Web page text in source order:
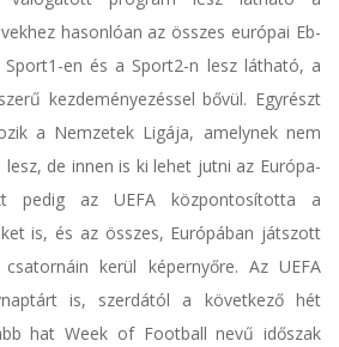
hasonlóan az összes európai Eb-
en és a Sport2-n lesz látható, a
kezdeményezéssel bővül. Egyrészt
a Nemzetek Ligája, amelynek nem
lesz, de innen is ki lehet jutni az Európa-
pedig az UEFA központosította a
is, és az összes, Európában játszott
kerül képernyőre. Az UEFA
is, szerdától a következő hét
hat Week of Football nevű időszak